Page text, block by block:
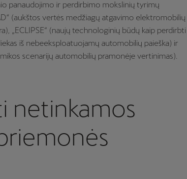
panaudojimo ir perdirbimo mokslinių tyrimų
(aukštos vertės medžiagų atgavimo elektromobilių
„ECLIPSE“ (naujų technologinių būdų kaip perdirbti
iš nebeeksploatuojamų automobilių paieška) ir
scenarijų automobilių pramonėje vertinimas).
netinkamos